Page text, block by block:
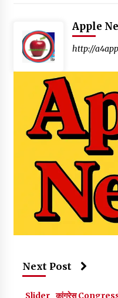
Apple
http://
Next Post
Slider कांग्रेस